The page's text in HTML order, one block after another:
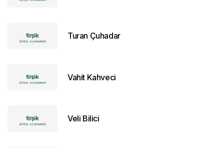
Turan Çuhadar
Vahit Kahveci
Veli Bilici